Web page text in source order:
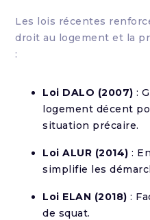
Les lois récentes
droit au logement et la
:
Loi DALO (2007) :
logement décent
situation précaire.
Loi ALUR (2014) :
simplifie les
Loi ELAN (2018) :
de squat.